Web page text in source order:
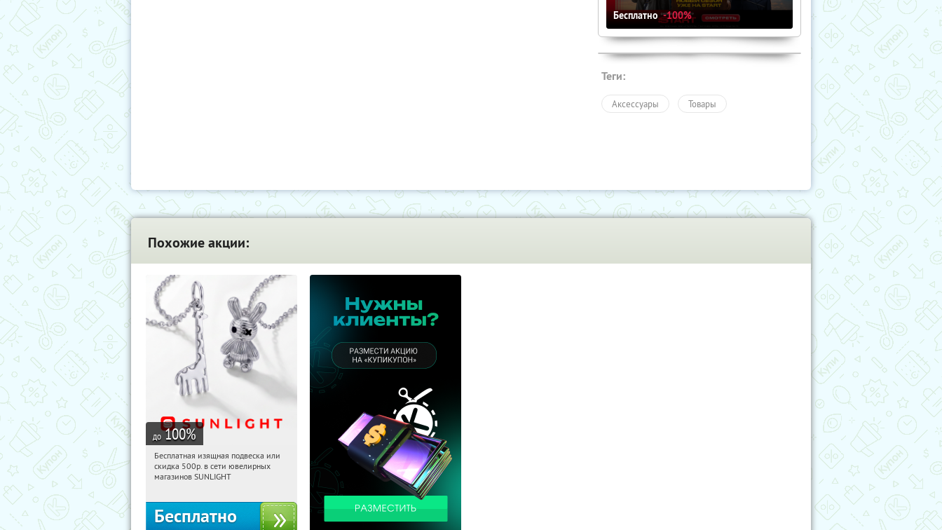
Бесплатно -100%
Теги:
Аксессуары Товары
Похожие акции:
до 100%
16:32:44 Получили:
Россия
Бесплатная изящная подвеска или
скидка 500р. в сети ювелирных
магазинов SUNLIGHT
Бесплатно